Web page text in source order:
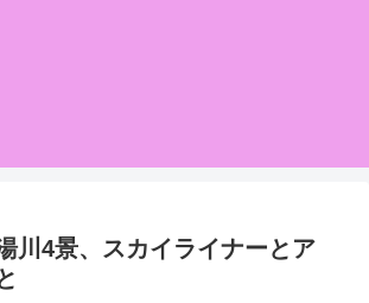
川4景、スカイライナーとア